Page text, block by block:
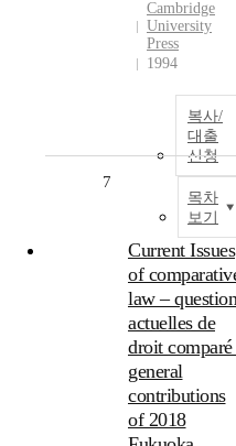
Cambridge
University
Press
1994
복사/
대출
신청
목차
보기
7
Current Issues
of
law –
actuelles de
droit
general
contributions
of 2018